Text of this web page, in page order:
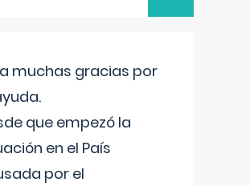
muchas gracias por
que empezó la
en el País
por el